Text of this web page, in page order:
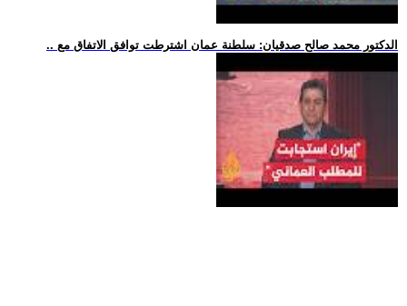
.. الدكتور محمد صالح صدقيان: سلطنة عمان اشترطت توافق الاتفاق مع